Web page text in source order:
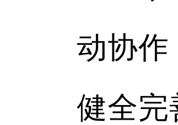
动协作
健全完